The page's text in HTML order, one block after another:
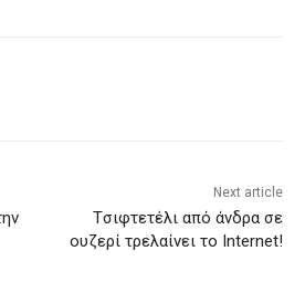
Next article
Tσιφτετέλι από άνδρα σε
ουζερί τρελαίνει το Internet!